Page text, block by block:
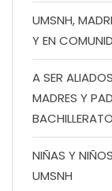
UMSNH,
Y EN
A SER
MADRES Y
NIÑAS Y
UMSNH